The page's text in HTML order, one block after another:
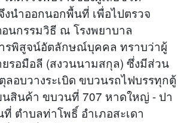
งนำออกนอกพื้นที่ เพื่อไปตรวจ
นกรรมวิธี ณ โรงพยาบาล
รพิสูจน์อัตลักษณ์บุคคล ทราบว่าผู้
รอมือลี (สงวนนามสกุล) ซึ่งมีส่วน
ลอบวางระเบิด ขบวนรถไฟบรรทุกตู้
นสินค้า ขบวนที่ 707 หาดใหญ่ - ปา
ที่ ตำบลท่าโพธิ์ อำเภอสะเดา